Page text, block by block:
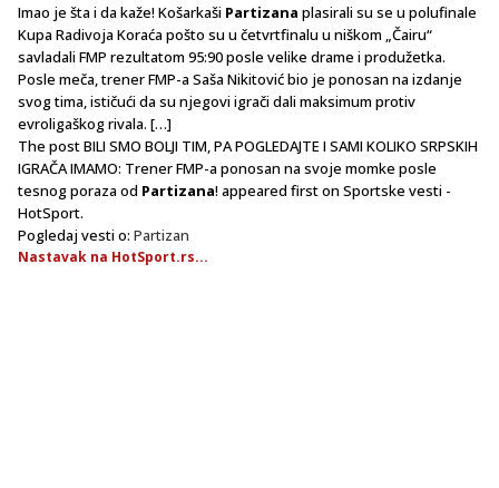
Imao je šta i da kaže! Košarkaši Partizana plasirali su se u polufinale
Kupa Radivoja Koraća pošto su u četvrtfinalu u niškom „Čairu“
savladali FMP rezultatom 95:90 posle velike drame i produžetka.
Posle meča, trener FMP-a Saša Nikitović bio je ponosan na izdanje
svog tima, ističući da su njegovi igrači dali maksimum protiv
evroligaškog rivala. […]
The post BILI SMO BOLJI TIM, PA POGLEDAJTE I SAMI KOLIKO SRPSKIH
IGRAČA IMAMO: Trener FMP-a ponosan na svoje momke posle
tesnog poraza od Partizana! appeared first on Sportske vesti -
HotSport.
Pogledaj vesti o: Partizan
Nastavak na HotSport.rs...